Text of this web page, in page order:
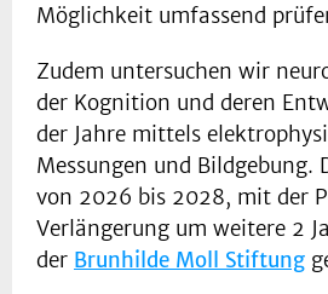
Möglichkeit umfassend
Zudem untersuchen wir
der Kognition und deren
der Jahre mittels
Messungen und Bildgebung.
von 2026 bis 2028, mit der
Verlängerung um weitere 2
der Brunhilde Moll Stiftung